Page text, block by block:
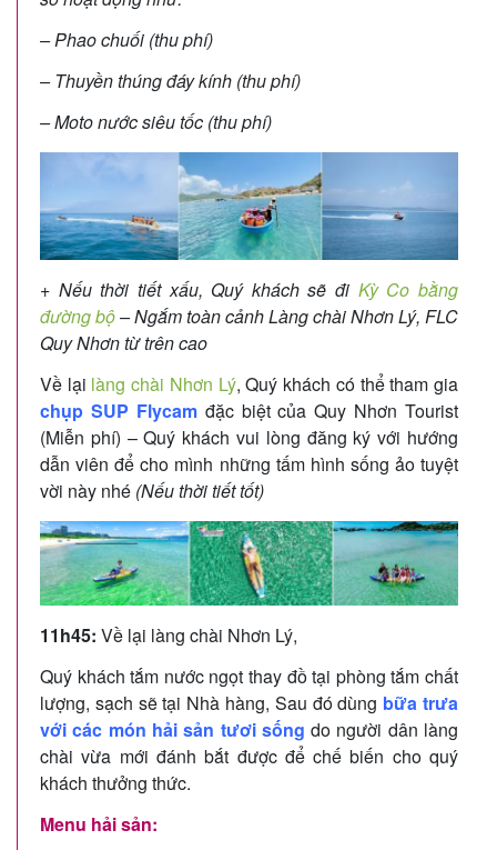
– Phao chuối (thu phí)
– Thuyền thúng đáy kính (thu phí)
– Moto nước siêu tốc (thu phí)
+ Nếu thời tiết xấu, Quý khách sẽ đi Kỳ Co bằng
đường bộ– Ngắm toàn cảnh Làng chài Nhơn Lý, FLC
Quy Nhơn từ trên cao
Về lại làng chài Nhơn Lý, Quý khách có thể tham gia
chụp SUP Flycamđặc biệt của Quy Nhơn Tourist
(Miễn phí) – Quý khách vui lòng đăng ký với hướng
dẫn viên để cho mình những tấm hình sống ảo tuyệt
vời này nhé (Nếu thời tiết tốt)
11h45: Về lại làng chài Nhơn Lý,
Quý khách tắm nước ngọt thay đồ tại phòng tắm chất
lượng, sạch sẽ tại Nhà hàng, Sau đó dùng bữa trưa
với các món hải sản tươi sống do người dân làng
chài vừa mới đánh bắt được để chế biến cho quý
khách thưởng thức.
Menu hải sản: